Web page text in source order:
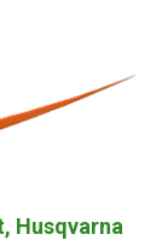
Husqvarna